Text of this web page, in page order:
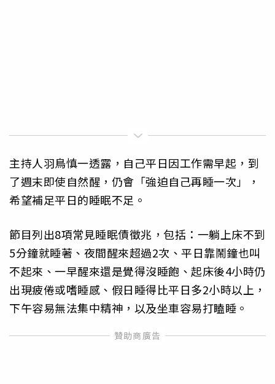
主持人羽鳥慎一透露，自己平日因工作需早起，到
了週末即使自然醒，仍會「強迫自己再睡一次」，
希望補足平日的睡眠不足。
節目列出8項常見睡眠債徵兆，包括：一躺上床不到
5分鐘就睡著、夜間醒來超過2次、平日靠鬧鐘也叫
不起來、一早醒來還是覺得沒睡飽、起床後4小時仍
出現疲倦或嗜睡感、假日睡得比平日多2小時以上，
下午容易無法集中精神，以及坐車容易打瞌睡。